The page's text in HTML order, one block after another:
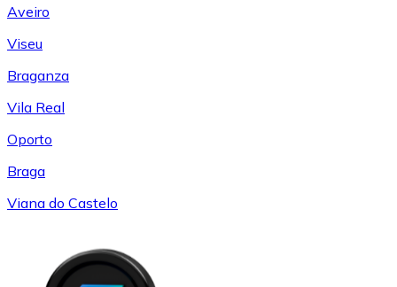
Aveiro
Viseu
Braganza
Vila Real
Oporto
Braga
Viana do Castelo